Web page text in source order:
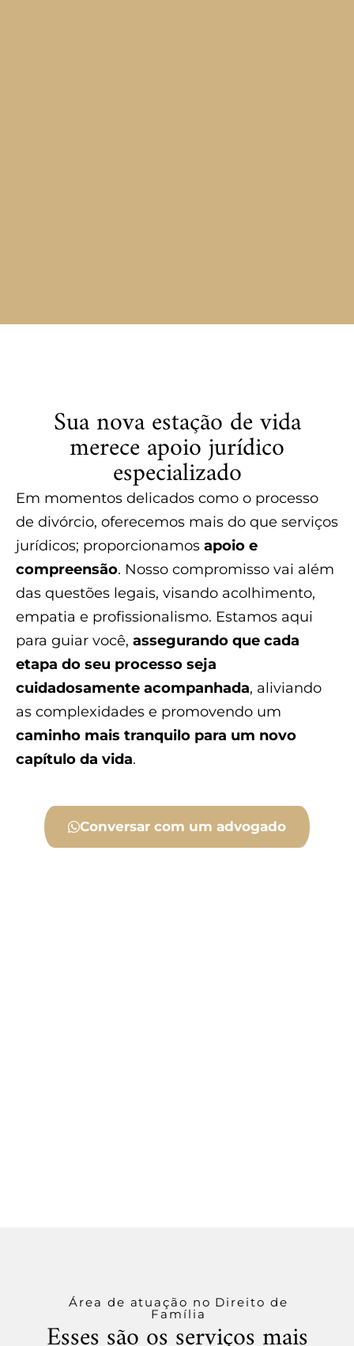
Sua nova estação de vida
merece apoio jurídico
especializado
Em momentos delicados como o processo
de divórcio, oferecemos mais do que serviços
jurídicos; proporcionamos apoio e
compreensão. Nosso compromisso vai além
das questões legais, visando acolhimento,
empatia e profissionalismo. Estamos aqui
para guiar você, assegurando que cada
etapa do seu processo seja
cuidadosamente acompanhada, aliviando
as complexidades e promovendo um
caminho mais tranquilo para um novo
capítulo da vida.
Conversar com um advogado
Área de atuação no Direito de
Família